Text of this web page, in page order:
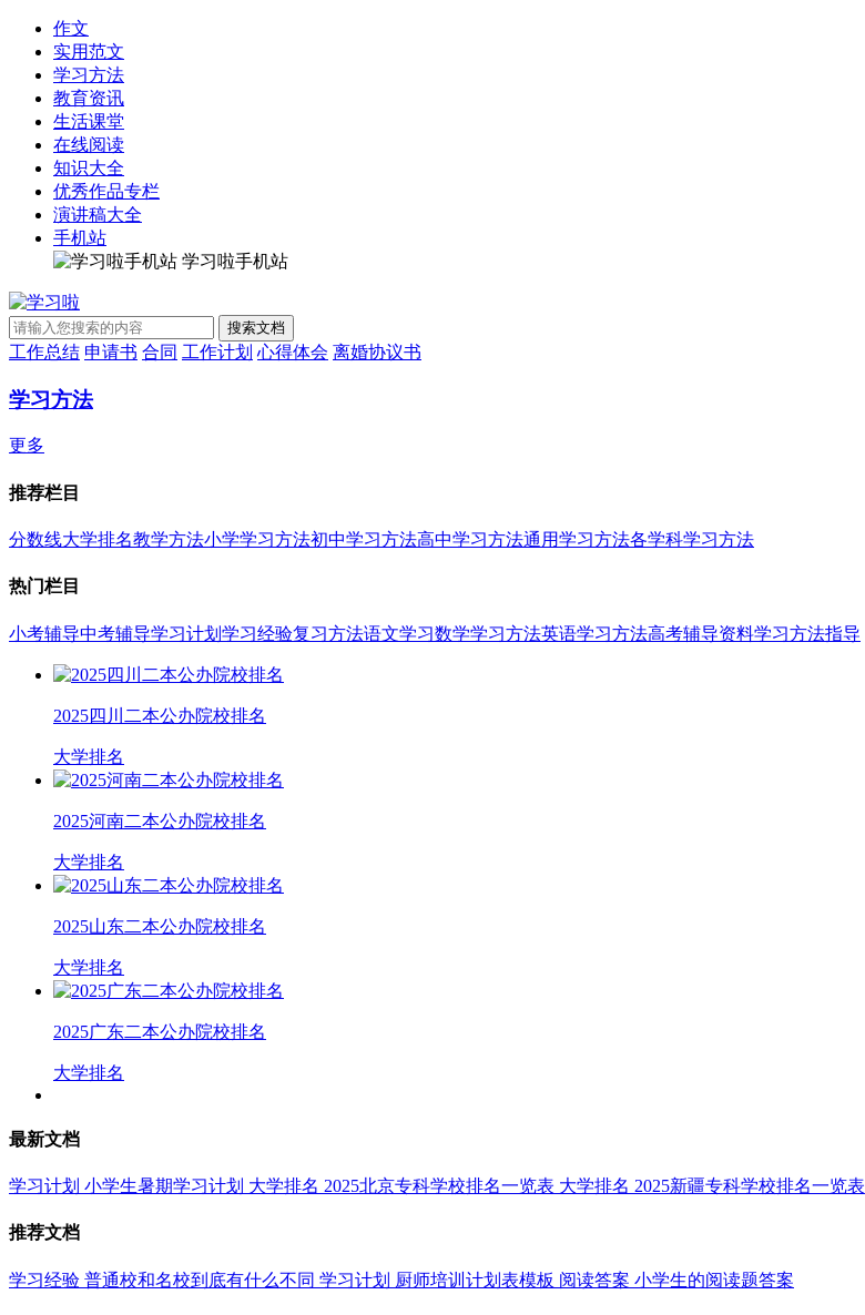
作文
实用范文
学习方法
教育资讯
生活课堂
在线阅读
知识大全
优秀作品专栏
演讲稿大全
手机站
学习啦手机站
工作总结 申请书 合同 工作计划 心得体会 离婚协议书
学习方法
更多
推荐栏目
分数线大学排名教学方法小学学习方法初中学习方法高中学习方法通用学习方法各学科学习方法
热门栏目
小考辅导中考辅导学习计划 学习经验复习方法语文学习数学学习方法英语学习方法高考辅导资料学习方法指导
2025四川二本公办院校排名
大学排名
2025河南二本公办院校排名
大学排名
2025山东二本公办院校排名
大学排名
2025广东二本公办院校排名
大学排名
最新文档
学习计划 小学生暑期学习计划 大学排名 2025北京专科学校排名一览表 大学排名 2025新疆专科学校排名一览表
推荐文档
学习经验 普通校和名校到底有什么不同 学习计划 厨师培训计划表模板 阅读答案 小学生的阅读题答案